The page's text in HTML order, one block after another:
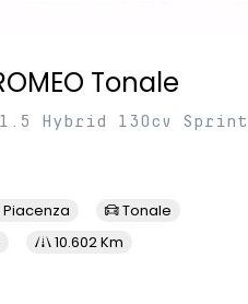
Tonale
Hybrid 130cv Sprint
Tonale
10.602 Km